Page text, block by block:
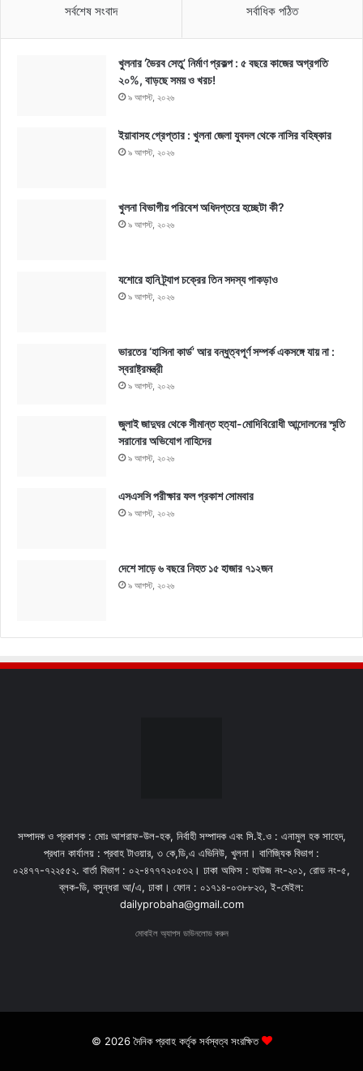
সর্বশেষ সংবাদ সর্বাধিক পঠিত
খুলনার ‘ভৈরব সেতু’ নির্মাণ প্রকল্প : ৫ বছরে কাজের অগ্রগতি
২০%, বাড়ছে সময় ও খরচ!
৯ আগস্ট, ২০২৬
ইয়াবাসহ গ্রেপ্তার : খুলনা জেলা যুবদল থেকে নাসির বহিষ্কার
৯ আগস্ট, ২০২৬
খুলনা বিভাগীয় পরিবেশ অধিদপ্তরে হচ্ছেটা কী?
৯ আগস্ট, ২০২৬
যশোরে হানি ট্র্যাপ চক্রের তিন সদস্য পাকড়াও
৯ আগস্ট, ২০২৬
ভারতের ‘হাসিনা কার্ড’ আর বন্ধুত্বপূর্ণ সম্পর্ক একসঙ্গে যায় না :
স্বরাষ্ট্রমন্ত্রী
৯ আগস্ট, ২০২৬
জুলাই জাদুঘর থেকে সীমান্ত হত্যা-মোদিবিরোধী আন্দোলনের স্মৃতি
সরানোর অভিযোগ নাহিদের
৯ আগস্ট, ২০২৬
এসএসসি পরীক্ষার ফল প্রকাশ সোমবার
৯ আগস্ট, ২০২৬
দেশে সাড়ে ৬ বছরে নিহত ১৫ হাজার ৭১২জন
৯ আগস্ট, ২০২৬
সম্পাদক ও প্রকাশক : মোঃ আশরাফ-উল-হক, নির্বাহী সম্পাদক এবং সি.ই.ও : এনামুল হক সাহেদ,
প্রধান কার্যালয় : প্রবাহ টাওয়ার, ৩ কে,ডি,এ এভিনিউ, খুলনা। বাণিজ্যিক বিভাগ :
০২৪৭৭-৭২২৫৫২. বার্তা বিভাগ : ০২-৪৭৭৭২০৫৩২। ঢাকা অফিস : হাউজ নং-২০১, রোড নং-৫,
ব্লক-ডি, বসুন্ধরা আ/এ, ঢাকা। ফোন : ০১৭১৪-০৩৮৮২৩, ই-মেইল:
dailyprobaha@gmail.com
মোবাইল অ্যাপস ডাউনলোড করুন
© 2026 দৈনিক প্রবাহ কর্তৃক সর্বস্বত্ব সংরক্ষিত